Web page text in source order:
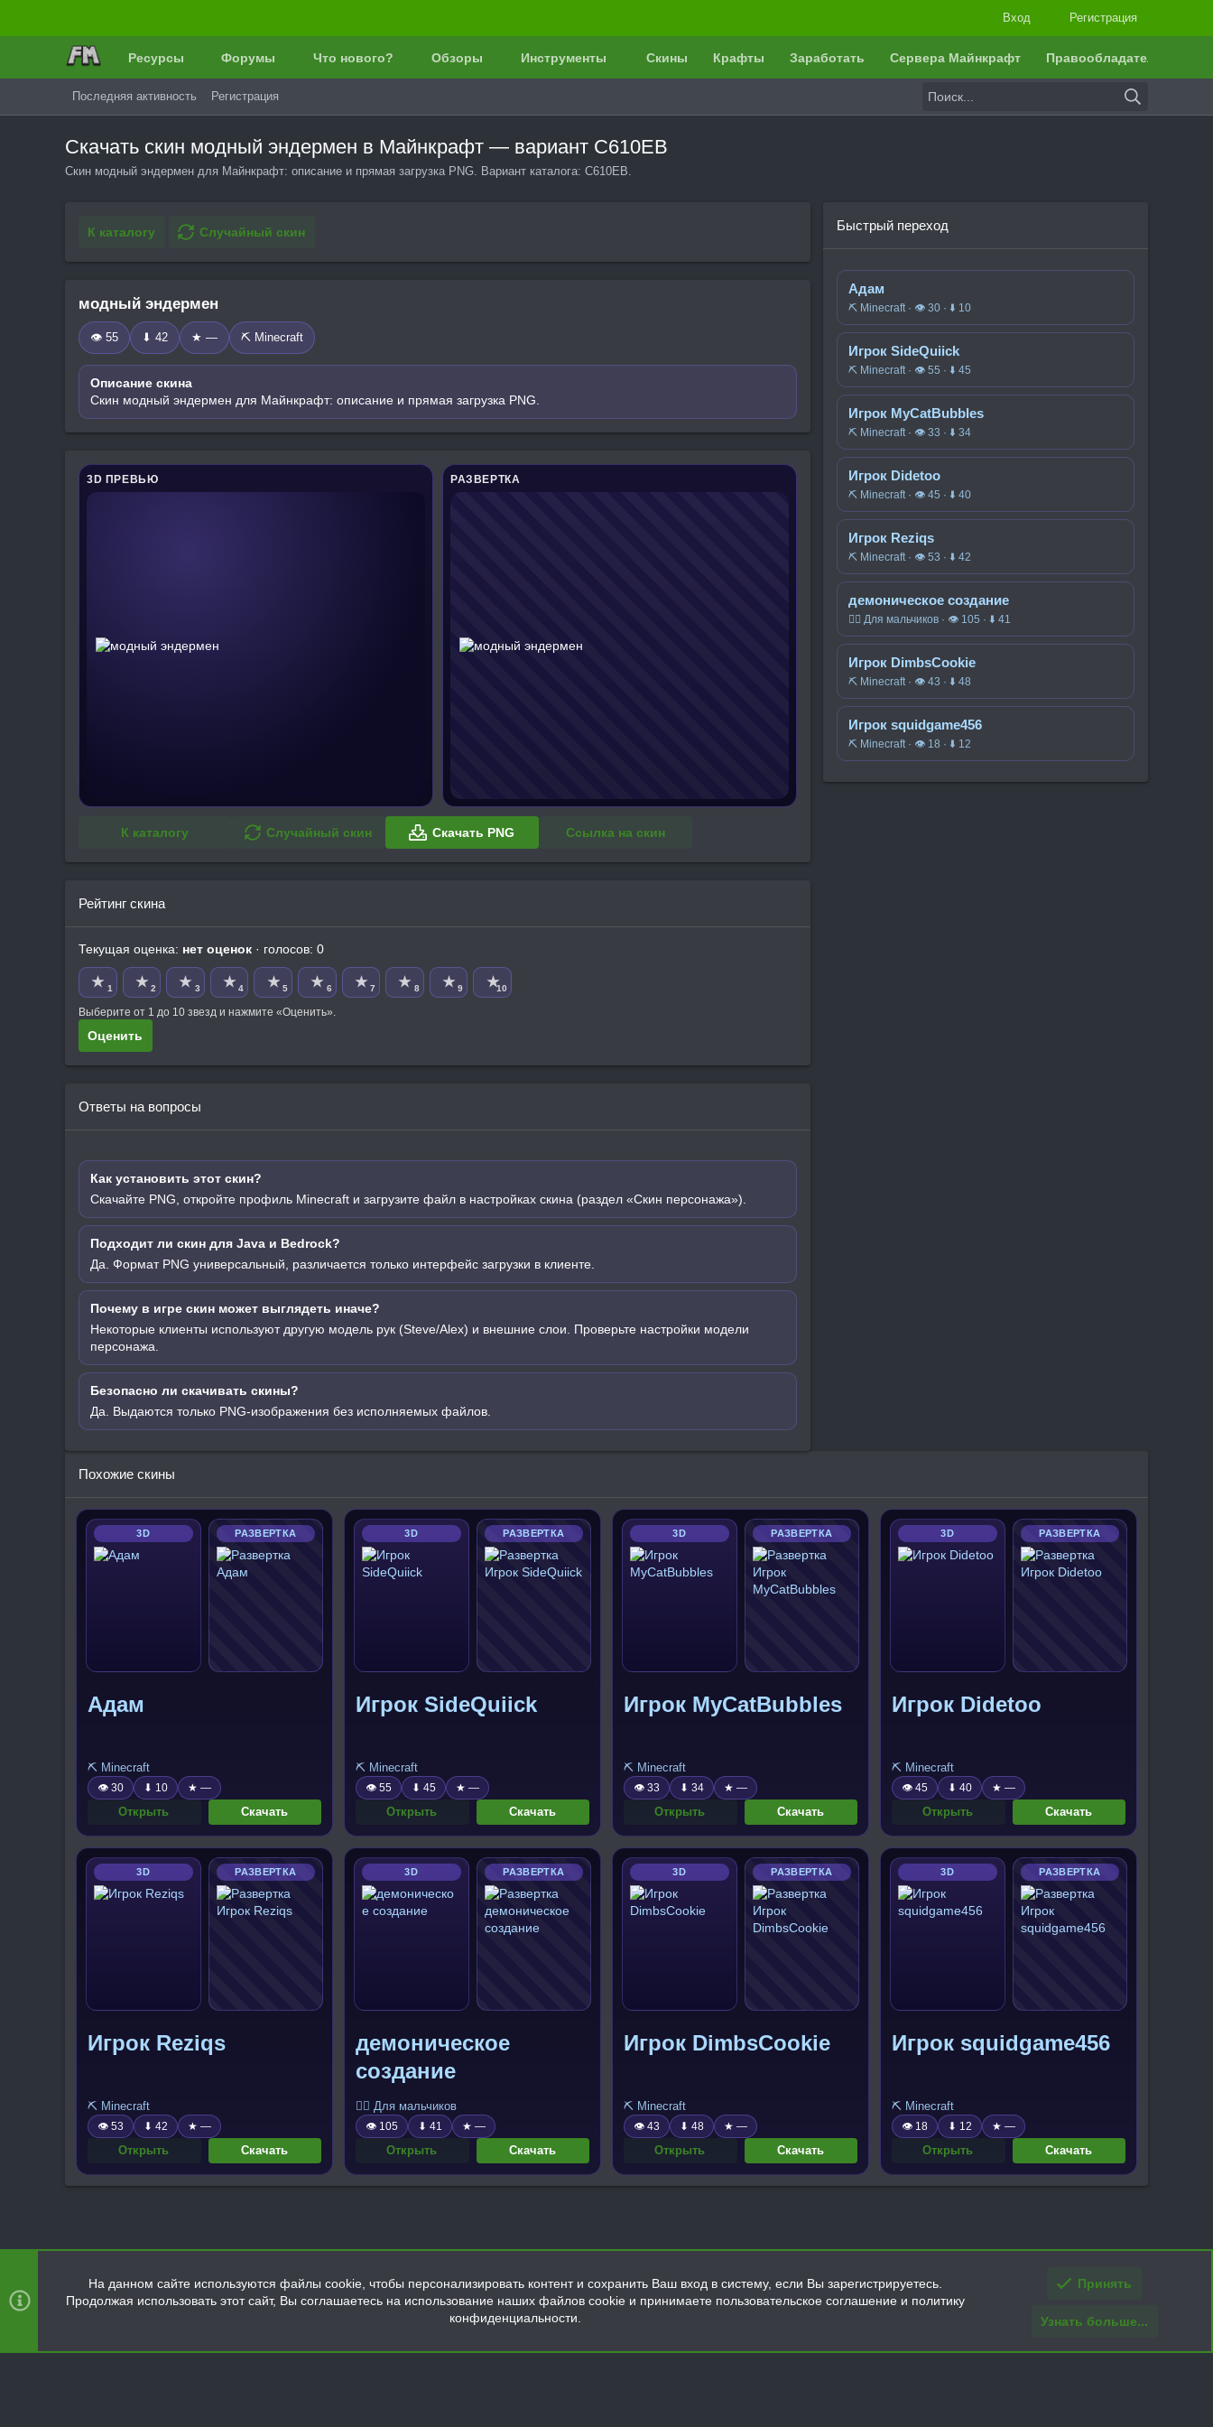
Вход Регистрация
Ресурсы Форумы Что нового? Обзоры Инструменты Скины Крафты Заработать Сервера Майнкрафт Правообладателям
Последняя активность Регистрация
Скачать скин модный эндермен в Майнкрафт — вариант C610EB
Скин модный эндермен для Майнкрафт: описание и прямая загрузка PNG. Вариант каталога: C610EB.
К каталогу Случайный скин
модный эндермен
👁 55 ⬇ 42 ★ — ⛏️ Minecraft
Описание скина
Скин модный эндермен для Майнкрафт: описание и прямая загрузка PNG.
3D ПРЕВЬЮ РАЗВЕРТКА
К каталогу Случайный скин Скачать PNG Ссылка на скин
Рейтинг скина
Текущая оценка: нет оценок · голосов: 0
★ 1 ★ 2 ★ 3 ★ 4 ★ 5 ★ 6 ★ 7 ★ 8 ★ 9 ★10
Выберите от 1 до 10 звезд и нажмите «Оценить».
Оценить
Ответы на вопросы
Как установить этот скин?
Скачайте PNG, откройте профиль Minecraft и загрузите файл в настройках скина (раздел «Скин персонажа»).
Подходит ли скин для Java и Bedrock?
Да. Формат PNG универсальный, различается только интерфейс загрузки в клиенте.
Почему в игре скин может выглядеть иначе?
Некоторые клиенты используют другую модель рук (Steve/Alex) и внешние слои. Проверьте настройки модели
персонажа.
Безопасно ли скачивать скины?
Да. Выдаются только PNG-изображения без исполняемых файлов.
Быстрый переход
Адам
⛏️ Minecraft · 👁 30 · ⬇ 10
Игрок SideQuiick
⛏️ Minecraft · 👁 55 · ⬇ 45
Игрок MyCatBubbles
⛏️ Minecraft · 👁 33 · ⬇ 34
Игрок Didetoo
⛏️ Minecraft · 👁 45 · ⬇ 40
Игрок Reziqs
⛏️ Minecraft · 👁 53 · ⬇ 42
демоническое создание
🧍‍♂️ Для мальчиков · 👁 105 · ⬇ 41
Игрок DimbsCookie
⛏️ Minecraft · 👁 43 · ⬇ 48
Игрок squidgame456
⛏️ Minecraft · 👁 18 · ⬇ 12
Похожие скины
3D РАЗВЕРТКА
Адам
⛏️ Minecraft
👁 30 ⬇ 10 ★ —
Открыть Скачать
3D РАЗВЕРТКА
Игрок SideQuiick
⛏️ Minecraft
👁 55 ⬇ 45 ★ —
Открыть Скачать
3D РАЗВЕРТКА
Игрок MyCatBubbles
⛏️ Minecraft
👁 33 ⬇ 34 ★ —
Открыть Скачать
3D РАЗВЕРТКА
Игрок Didetoo
⛏️ Minecraft
👁 45 ⬇ 40 ★ —
Открыть Скачать
3D РАЗВЕРТКА
Игрок Reziqs
⛏️ Minecraft
👁 53 ⬇ 42 ★ —
Открыть Скачать
3D РАЗВЕРТКА
демоническое
создание
🧍‍♂️ Для мальчиков
👁 105 ⬇ 41 ★ —
Открыть Скачать
3D РАЗВЕРТКА
Игрок DimbsCookie
⛏️ Minecraft
👁 43 ⬇ 48 ★ —
Открыть Скачать
3D РАЗВЕРТКА
Игрок squidgame456
⛏️ Minecraft
👁 18 ⬇ 12 ★ —
Открыть Скачать
Главная
R
S
На данном сайте используются файлы cookie, чтобы персонализировать контент и сохранить Ваш вход в систему, если Вы зарегистрируетесь.
Продолжая использовать этот сайт, Вы соглашаетесь на использование наших файлов cookie и принимаете пользовательское соглашение и политику
конфиденциальности.
Принять
Узнать больше...